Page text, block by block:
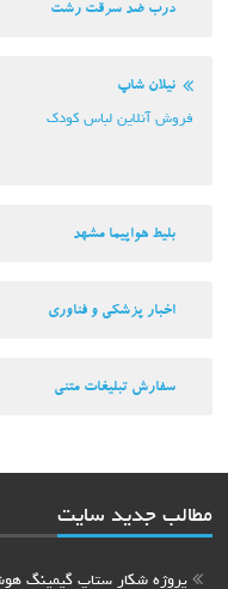
درب ضد سرقت رشت
نیلان شاپ
فروش آنلاین لباس کودک
بلیط هواپیما مشهد
اخبار پزشکی و فناوری
سفارش تبلیغات متنی
مطالب جدید سایت
پروژه شکار ستاپ گیمینگ